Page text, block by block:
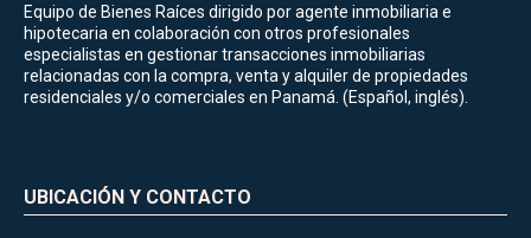
Equipo de Bienes Raíces dirigido por agente inmobiliaria e
hipotecaria en colaboración con otros profesionales
especialistas en gestionar transacciones inmobiliarias
relacionadas con la compra, venta y alquiler de propiedades
residenciales y/o comerciales en Panamá. (Español, inglés).
UBICACIÓN Y CONTACTO